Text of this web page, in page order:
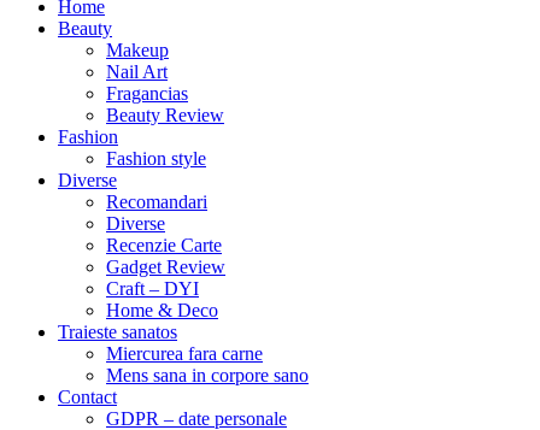
Home
Beauty
Makeup
Nail Art
Fragancias
Beauty Review
Fashion
Fashion style
Diverse
Recomandari
Diverse
Recenzie Carte
Gadget Review
Craft – DYI
Home & Deco
Traieste sanatos
Miercurea fara carne
Mens sana in corpore sano
Contact
GDPR – date personale